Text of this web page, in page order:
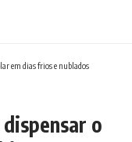
em dias frios e nublados
o